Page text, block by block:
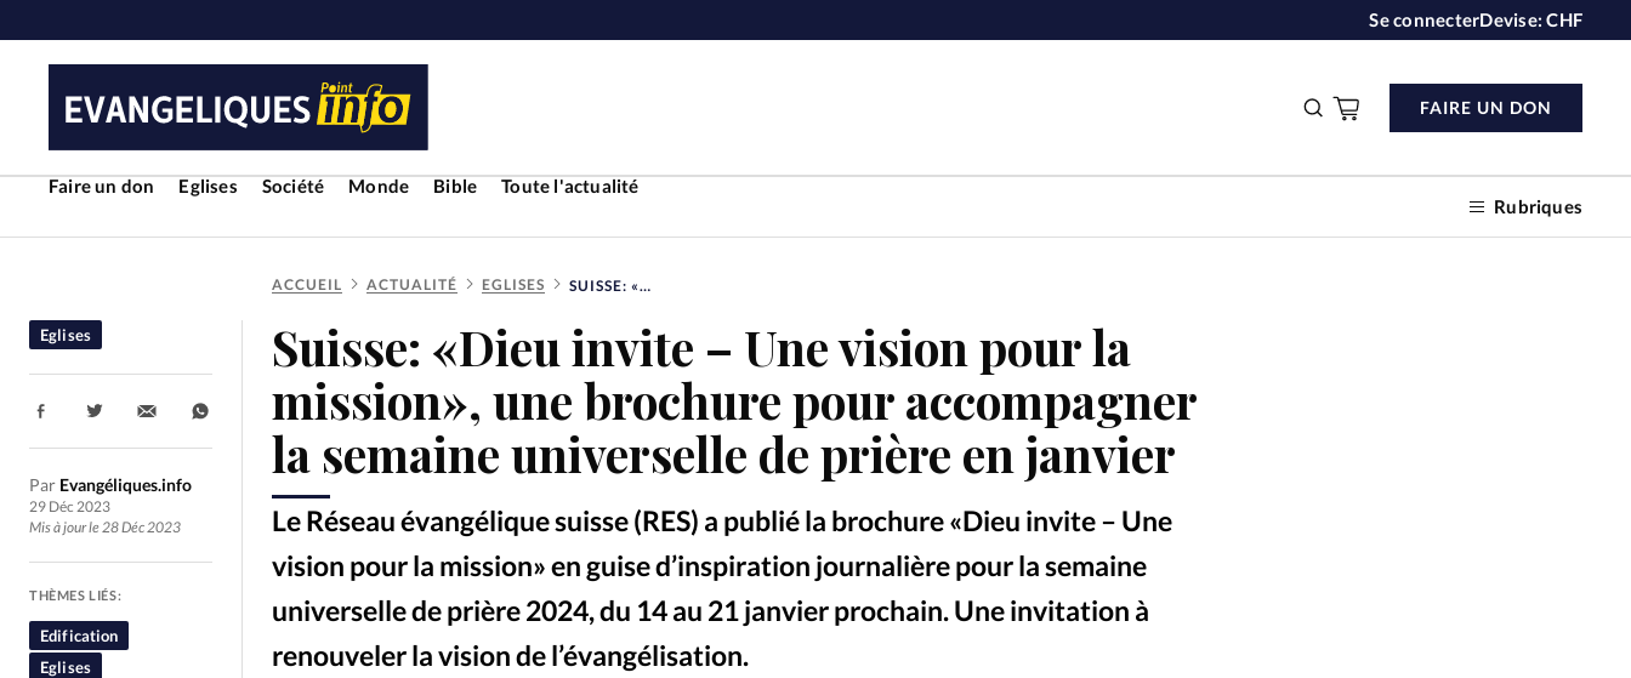
Se connecterDevise:CHF
Faire un don Eglises Société Monde Bible
Toute l'actualité
Rubriques
FAIRE UN DON
RUBRIQUES
Toute l'actualité Bible
Culture
Economie
Eglises Histoire
Laicité
Liberté religieuse
Mission
Monde
People
Politique Religions Société
Faire un don
À propos
La rédaction
Mon compte
ACCUEIL ACTUALITÉ EGLISES SUISSE: «DIEU INVITE – UNE VISION POUR LA MISSION», UNE BROCHURE POUR ACCOMPAGNER LA SEMAINE UNIVERSELLE DE PRIÈRE EN JANVIER
Suisse: «Dieu invite – Une vision pour la
mission», une brochure pour accompagner
la semaine universelle de prière en janvier
Le Réseau évangélique suisse (RES) a publié la brochure «Dieu invite – Une
vision pour la mission» en guise d’inspiration journalière pour la semaine
universelle de prière 2024, du 14 au 21 janvier prochain. Une invitation à
renouveler la vision de l’évangélisation.
Eglises
Par Evangéliques.info
29 Déc 2023
Mis à jour le 28 Déc 2023
Partager:
THÈMES LIÉS:
Edification
Eglises